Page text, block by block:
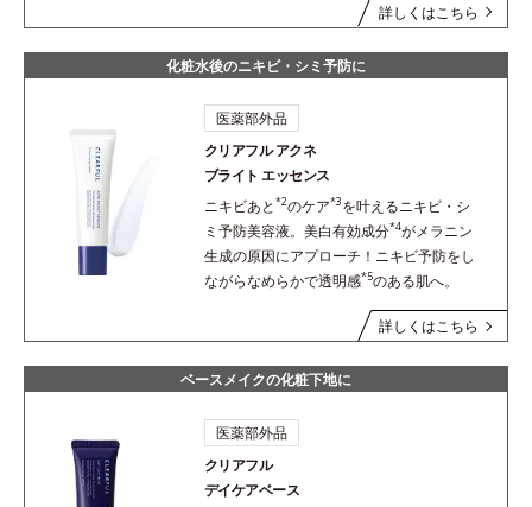
詳しくはこちら
化粧水後のニキビ・シミ予防に
医薬部外品
クリアフル アクネ
ブライト エッセンス
ニキビあと *2のケア*3を叶えるニキビ・シ
ミ予防美容液。美白有効成分*4がメラニン
生成の原因にアプローチ！ニキビ予防をし
ながらなめらかで透明感*5のある肌へ。
詳しくはこちら
ベースメイクの化粧下地に
医薬部外品
クリアフル
デイケアベース